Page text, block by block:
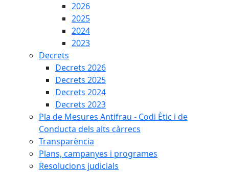
2026
2025
2024
2023
Decrets
Decrets 2026
Decrets 2025
Decrets 2024
Decrets 2023
Pla de Mesures Antifrau - Codi Ètic i de
Conducta dels alts càrrecs
Transparència
Plans, campanyes i programes
Resolucions judicials